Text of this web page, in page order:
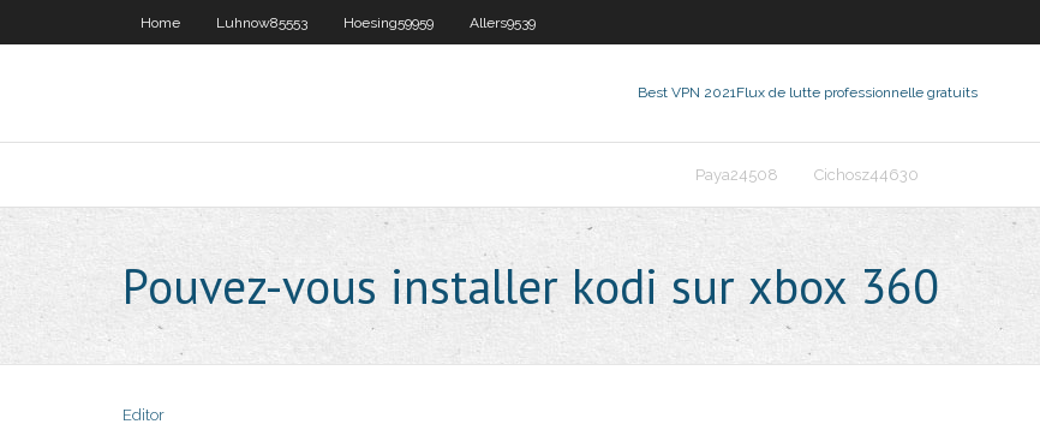
Home Luhnow85553 Hoesing59959 Allers9539
Best VPN 2021Flux de lutte professionnelle gratuits
Paya24508 Cichosz44630
Pouvez-vous installer kodi sur xbox 360
Editor